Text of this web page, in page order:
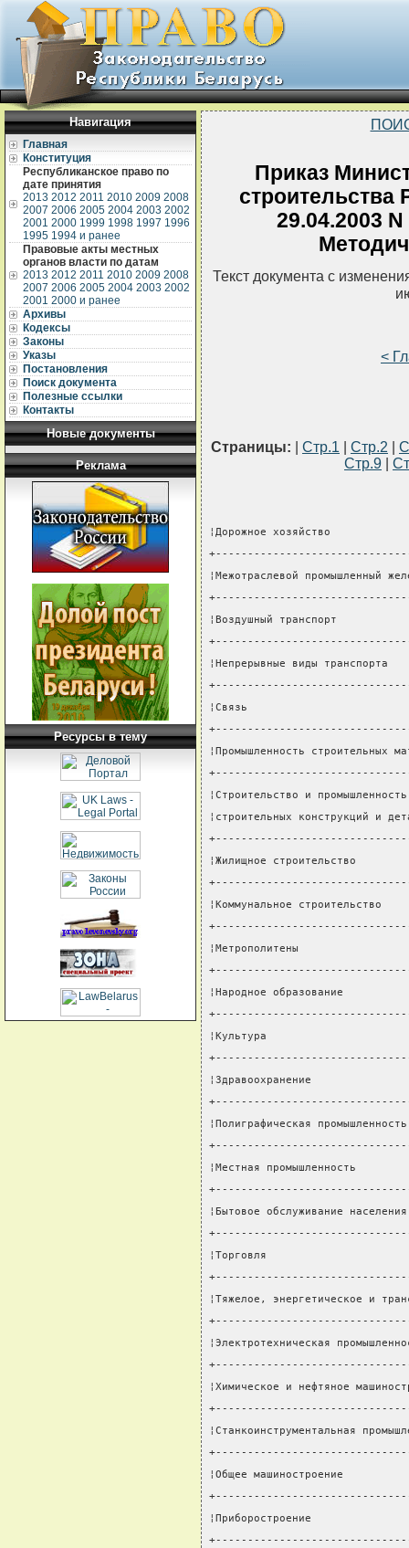
Навигация
Главная
Конституция
Республиканское право по
дате принятия
2013 2012 2011 2010 2009 2008
2007 2006 2005 2004 2003 2002
2001 2000 1999 1998 1997 1996
1995 1994 и ранее
Правовые акты местных
органов власти по датам
2013 2012 2011 2010 2009 2008
2007 2006 2005 2004 2003 2002
2001 2000 и ранее
Архивы
Кодексы
Законы
Указы
Постановления
Поиск документа
Полезные ссылки
Контакты
Новые документы
Реклама
Ресурсы в тему
Приказ
строительства
29.04.2003
Текст документа с
<
Страницы: Стр.1 Стр.2
Стр.9
¦Дорожное хозяйство
¦Межотраслевой промышленный
¦Воздушный транспорт
¦Непрерывные виды
¦Связь
¦Промышленность
¦Строительство и
¦строительных
¦Жилищное
¦Коммунальное
¦Метрополитены
¦Народное образование
¦Культура
¦Здравоохранение
¦Полиграфическая
¦Местная
¦Бытовое обслуживание
¦Торговля
¦Тяжелое, энергетическое и
¦Электротехническая
¦Химическое и нефтяное
¦Станкоинструментальная
¦Общее машиностроение
¦Приборостроение